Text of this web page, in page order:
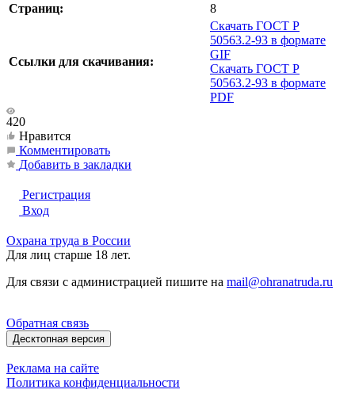
Страниц:
8
Ссылки для скачивания:
Скачать ГОСТ Р
50563.2-93 в формате
GIF
Скачать ГОСТ Р
50563.2-93 в формате
PDF
420
Нравится
Комментировать
Добавить в закладки
Регистрация
Вход
Охрана труда в России
Для лиц старше 18 лет.
Для связи с администрацией пишите на mail@ohranatruda.ru
Обратная связь
Десктопная версия
Реклама на сайте
Политика конфиденциальности